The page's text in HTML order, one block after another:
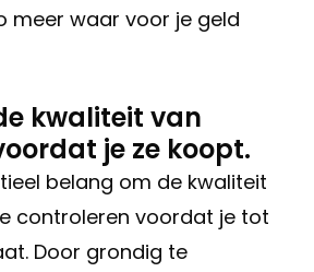
meer waar voor je geld
kwaliteit van
je ze koopt.
belang om de kwaliteit
controleren voordat je tot
Door grondig te